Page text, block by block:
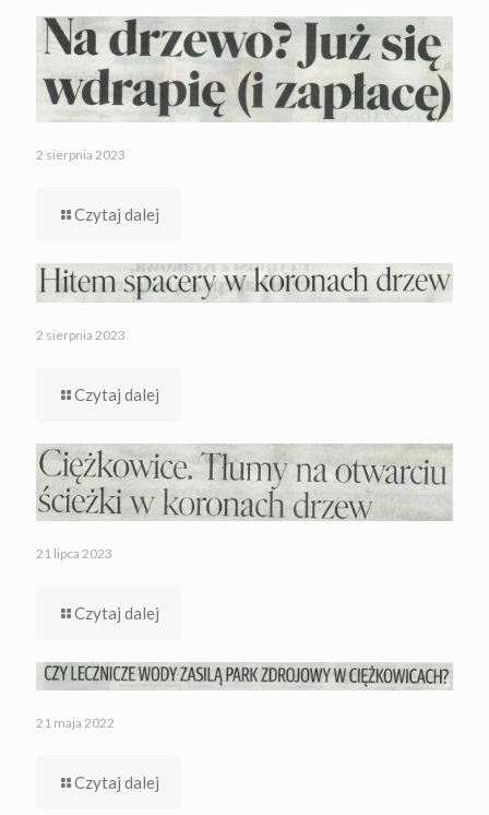
2 sierpnia 2023
Czytaj dalej
2 sierpnia 2023
Czytaj dalej
21 lipca 2023
Czytaj dalej
21 maja 2022
Czytaj dalej